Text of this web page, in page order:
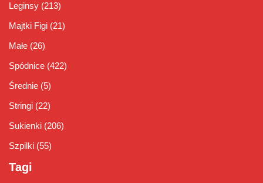
Leginsy (213)
Majtki Figi (21)
Małe (26)
Spódnice (422)
Średnie (5)
Stringi (22)
Sukienki (206)
Szpilki (55)
Tagi